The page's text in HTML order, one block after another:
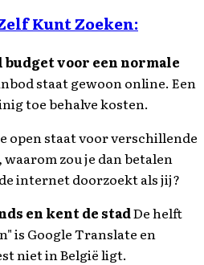
Kunt Zoeken:
budget voor een normale
staat gewoon online. Een
toe behalve kosten.
open staat voor verschillende
zou je dan betalen
internet doorzoekt als jij?
en kent de stadDe helft
is Google Translate en
niet in België ligt.